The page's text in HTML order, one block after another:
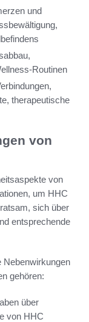
und
Routinen
therapeutische
von
von
um HHC
sich über
entsprechende
Nebenwirkungen
gehören:
über
von HHC